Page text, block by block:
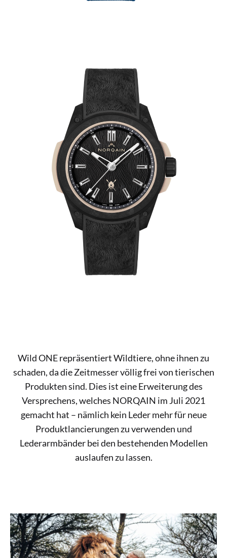
Wild ONE repräsentiert Wildtiere, ohne ihnen zu
schaden, da die Zeitmesser völlig frei von tierischen
Produkten sind. Dies ist eine Erweiterung des
Versprechens, welches NORQAIN im Juli 2021
gemacht hat – nämlich kein Leder mehr für neue
Produktlancierungen zu verwenden und
Lederarmbänder bei den bestehenden Modellen
auslaufen zu lassen.